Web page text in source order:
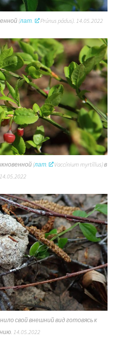
(лат. Prúnus pádus). 14.05.2022
(лат. Vaccínium myrtíllus) в
свой внешний вид готовясь к
14.05.2022